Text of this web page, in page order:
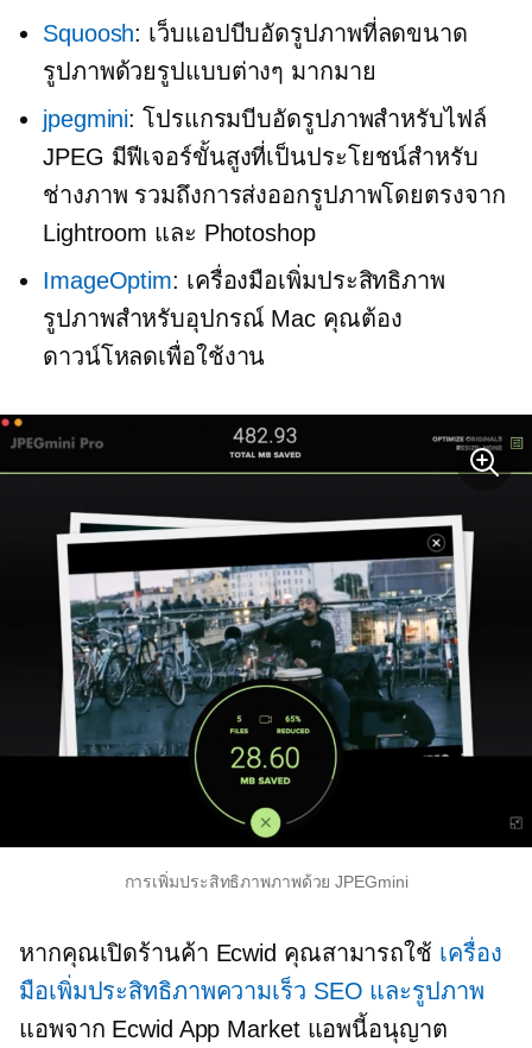
Squoosh: เว็บแอปบีบอัดรูปภาพที่ลดขนาด
รูปภาพด้วยรูปแบบต่างๆ มากมาย
jpegmini: โปรแกรมบีบอัดรูปภาพสำหรับไฟล์
JPEG มีฟีเจอร์ขั้นสูงที่เป็นประโยชน์สำหรับ
ช่างภาพ รวมถึงการส่งออกรูปภาพโดยตรงจาก
Lightroom และ Photoshop
ImageOptim: เครื่องมือเพิ่มประสิทธิภาพ
รูปภาพสำหรับอุปกรณ์ Mac คุณต้อง
ดาวน์โหลดเพื่อใช้งาน
การเพิ่มประสิทธิภาพภาพด้วย JPEGmini
หากคุณเปิดร้านค้า Ecwid คุณสามารถใช้ เครื่อง
มือเพิ่มประสิทธิภาพความเร็ว SEO และรูปภาพ
แอพจาก Ecwid App Market แอพนี้อนุญาต